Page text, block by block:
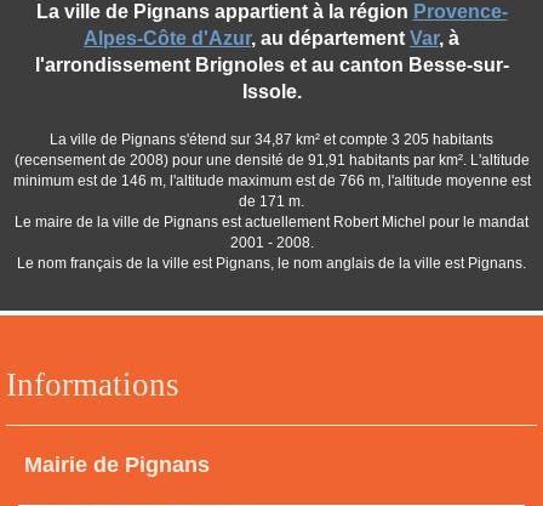
Informations
Mairie de Pignans
La ville de Pignans appartient à la région Provence-
Alpes-Côte d'Azur, au département Var, à
l'arrondissement Brignoles et au canton Besse-sur-
Issole.
La ville de Pignans s'étend sur 34,87 km² et compte 3 205 habitants
(recensement de 2008) pour une densité de 91,91 habitants par km². L'altitude
minimum est de 146 m, l'altitude maximum est de 766 m, l'altitude moyenne est
de 171 m.
Le maire de la ville de Pignans est actuellement Robert Michel pour le mandat
2001 - 2008.
Le nom français de la ville est Pignans, le nom anglais de la ville est Pignans.